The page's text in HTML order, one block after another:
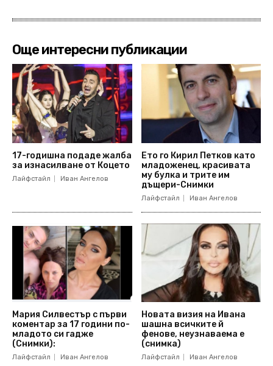
Още интересни публикации
17-годишна подаде жалба
за изнасилване от Коцето
Лайфстайл Иван Ангелов
Ето го Кирил Петков като
младоженец, красивата
му булка и трите им
дъщери-Снимки
Лайфстайл Иван Ангелов
Мария Силвестър с първи
коментар за 17 години по-
младото си гадже
(Снимки):
Лайфстайл Иван Ангелов
Новата визия на Ивана
шашна всичките й
фенове, неузнаваема е
(снимка)
Лайфстайл Иван Ангелов